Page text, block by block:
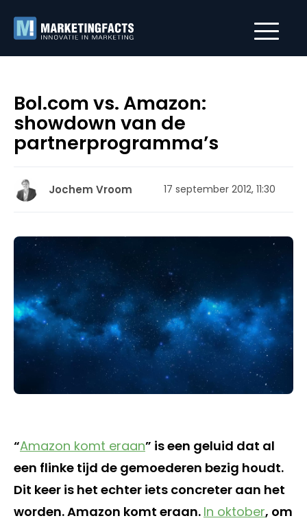
Bol.com vs. Amazon:
showdown van de
partnerprogramma’s
Jochem Vroom 17 september 2012, 11:30
“Amazon komt eraan” is een geluid dat al
een flinke tijd de gemoederen bezig houdt.
Dit keer is het echter iets concreter aan het
worden. Amazon komt eraan. In oktober, om